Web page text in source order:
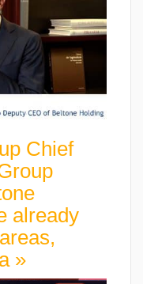
Chief
already
»